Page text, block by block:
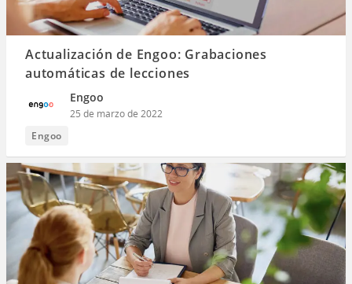
Actualización de Engoo: Grabaciones
automáticas de lecciones
Engoo
25 de marzo de 2022
Engoo